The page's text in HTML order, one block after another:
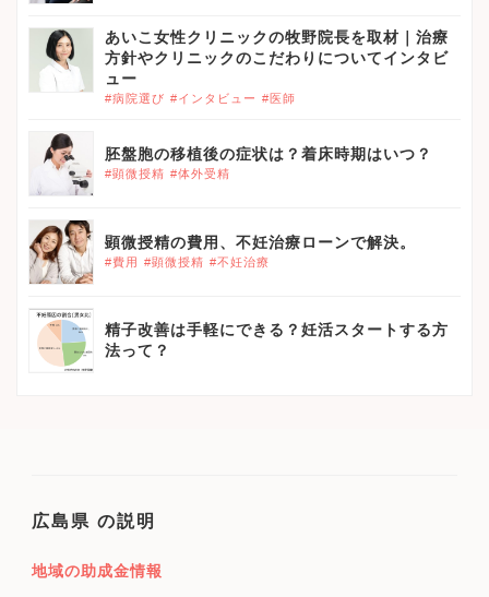
あいこ女性クリニックの牧野院長を取材｜治療
方針やクリニックのこだわりについてインタビ
ュー
#病院選び #インタビュー #医師
胚盤胞の移植後の症状は？着床時期はいつ？
#顕微授精 #体外受精
顕微授精の費用、不妊治療ローンで解決。
#費用 #顕微授精 #不妊治療
精子改善は手軽にできる？妊活スタートする方
法って？
広島県 の説明
地域の助成金情報